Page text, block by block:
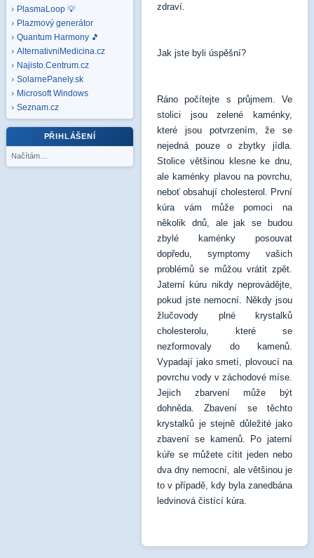
zdraví.
Jak jste byli úspěšní?
Ráno počítejte s průjmem. Ve
stolici jsou zelené kaménky,
které jsou potvrzením, že se
nejedná pouze o zbytky jídla.
Stolice většinou klesne ke dnu,
ale kaménky plavou na povrchu,
neboť obsahují cholesterol. První
kúra vám může pomoci na
několik dnů, ale jak se budou
zbylé kaménky posouvat
dopředu, symptomy vašich
problémů se můžou vrátit zpět.
Jaterní kúru nikdy neprovádějte,
pokud jste nemocní. Někdy jsou
žlučovody plné krystalků
cholesterolu, které se
nezformovaly do kamenů.
Vypadají jako smetí, plovoucí na
povrchu vody v záchodové míse.
Jejich zbarvení může být
dohněda. Zbavení se těchto
krystalků je stejně důležité jako
zbavení se kamenů. Po jaterní
kúře se můžete cítit jeden nebo
dva dny nemocní, ale většinou je
to v případě, kdy byla zanedbána
ledvinová čistící kúra.
PlasmaLoop 💡
Plazmový generátor
Quantum Harmony 🎵
AlternativniMedicina.cz
Najisto.Centrum.cz
SolarnePanely.sk
Microsoft Windows
Seznam.cz
PŘIHLÁŠENÍ
Načítám…